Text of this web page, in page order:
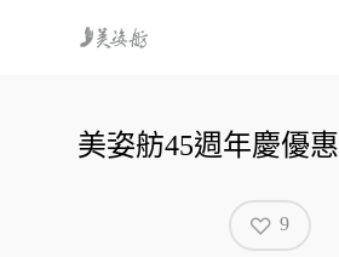
美姿舫45週年慶優惠
9